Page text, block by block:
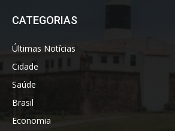
CATEGORIAS
Últimas Notícias
Cidade
Saúde
Brasil
Economia